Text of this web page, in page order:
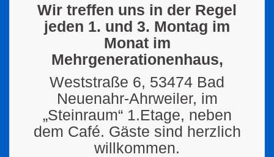
Wir treffen uns in der Regel
jeden 1. und 3. Montag im
Monat im
Mehrgenerationenhaus,
Weststraße 6, 53474 Bad
Neuenahr-Ahrweiler, im
„Steinraum“ 1.Etage, neben
dem Café. Gäste sind herzlich
willkommen.